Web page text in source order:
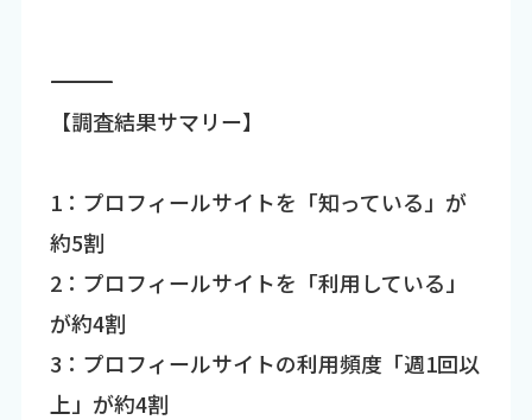
―――――――――――――――――――――――――――――――――――
【調査結果サマリー】
1：プロフィールサイトを「知っている」が
約5割
2：プロフィールサイトを「利用している」
が約4割
3：プロフィールサイトの利用頻度「週1回以
上」が約4割